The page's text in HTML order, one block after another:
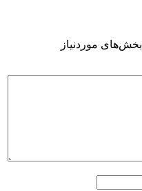
بخش‌های موردنیاز